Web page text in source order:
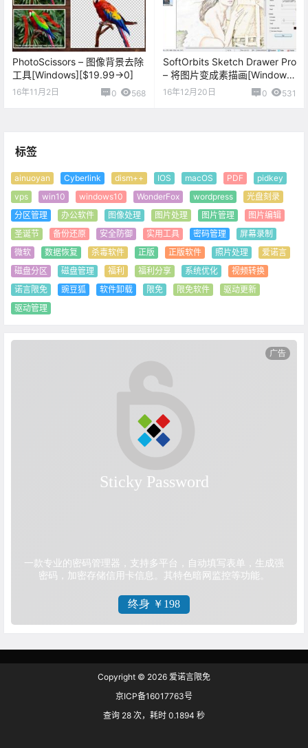
PhotoScissors – 图像背景去除
工具[Windows][$19.99→0]
16年11月2日 0 568
SoftOrbits Sketch Drawer Pro
– 将图片变成素描画[Windows]
[$49.99→0]
16年12月20日 0 531
标签
ainuoyan Cyberlink dism++ IOS macOS PDF
pidkey
vps
win10 windows10 WonderFox wordpress
光盘刻录
分区管理
办公软件 图像处理 图片处理 图片管理
图片编辑
圣诞节
备份还原 安全防御 实用工具 密码管理
屏幕录制
微软
数据恢复 杀毒软件 正版 正版软件 照片处理
爱诺言
磁盘分区
磁盘管理 福利 福利分享 系统优化
视频转换
诺言限免
豌豆狐 软件卸载 限免 限免软件
驱动更新
驱动管理
Copyright © 2026 爱诺言限免
京ICP备16017763号
查询 28 次，耗时 0.1894 秒